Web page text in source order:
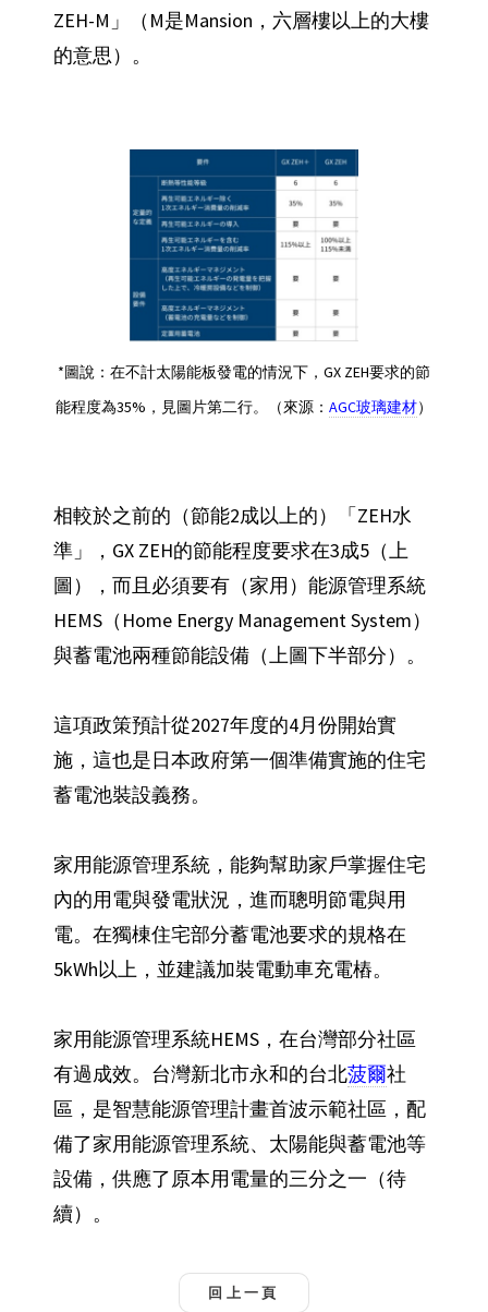
ZEH-M」（M是Mansion，六層樓以上的大樓
的意思）。
*圖說：在不計太陽能板發電的情況下，GX ZEH要求的節
能程度為35%，見圖片第二行。（來源： AGC玻璃建材）
相較於之前的（節能2成以上的）「ZEH水
準」，GX ZEH的節能程度要求在3成5（上
圖），而且必須要有（家用）能源管理系統
HEMS（Home Energy Management System）
與蓄電池兩種節能設備（上圖下半部分）。
這項政策預計從2027年度的4月份開始實
施，這也是日本政府第一個準備實施的住宅
蓄電池裝設義務。
家用能源管理系統，能夠幫助家戶掌握住宅
內的用電與發電狀況，進而聰明節電與用
電。在獨棟住宅部分蓄電池要求的規格在
5kWh以上，並建議加裝電動車充電樁。
家用能源管理系統HEMS，在台灣部分社區
有過成效。台灣新北市永和的台北菠爾社
區，是智慧能源管理計畫首波示範社區，配
備了家用能源管理系統、太陽能與蓄電池等
設備，供應了原本用電量的三分之一（待
續）。